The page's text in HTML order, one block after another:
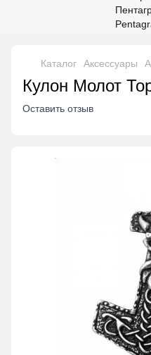
Каталог Аксессуары
Кулон Молот
Оставить отзыв